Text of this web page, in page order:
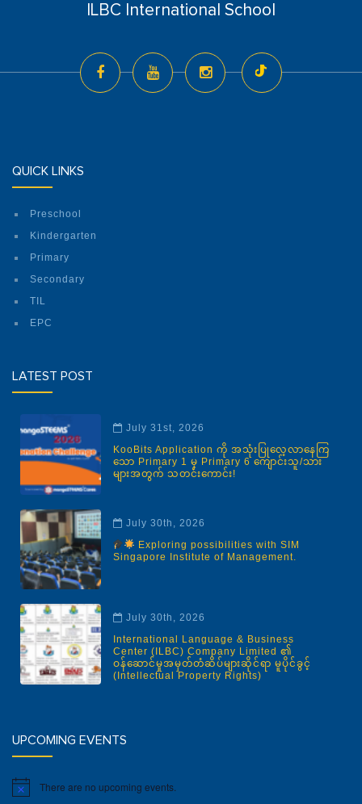
ILBC International School
QUICK LINKS
Preschool
Kindergarten
Primary
Secondary
TIL
EPC
LATEST POST
July 31st, 2026
KooBits Application ကို အသုံးပြုလေ့လာနေကြ
သော Primary 1 မှ Primary 6 ကျောင်းသူ/သား
များအတွက် သတင်းကောင်း!
July 30th, 2026
Exploring possibilities with SIM
Singapore Institute of Management.
July 30th, 2026
International Language & Business
Center (ILBC) Company Limited ၏
ဝန်ဆောင်မှုအမှတ်တံဆိပ်များဆိုင်ရာ မူပိုင်ခွင့်
(Intellectual Property Rights)
UPCOMING EVENTS
Notice There are no upcoming events.